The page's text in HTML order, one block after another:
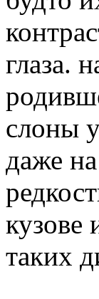
глаза.
слоны
даже
кузове
таких